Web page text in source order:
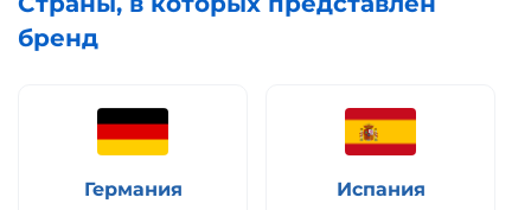
бренд
Германия Испания